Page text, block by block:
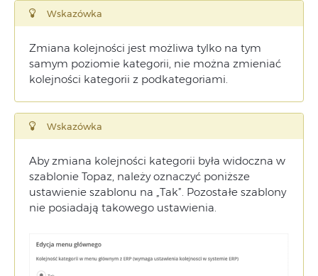
Wskazówka
Zmiana kolejności jest możliwa tylko na tym
samym poziomie kategorii, nie można zmieniać
kolejności kategorii z podkategoriami.
Wskazówka
Aby zmiana kolejności kategorii była widoczna w
szablonie Topaz, należy oznaczyć poniższe
ustawienie szablonu na „Tak”. Pozostałe szablony
nie posiadają takowego ustawienia.